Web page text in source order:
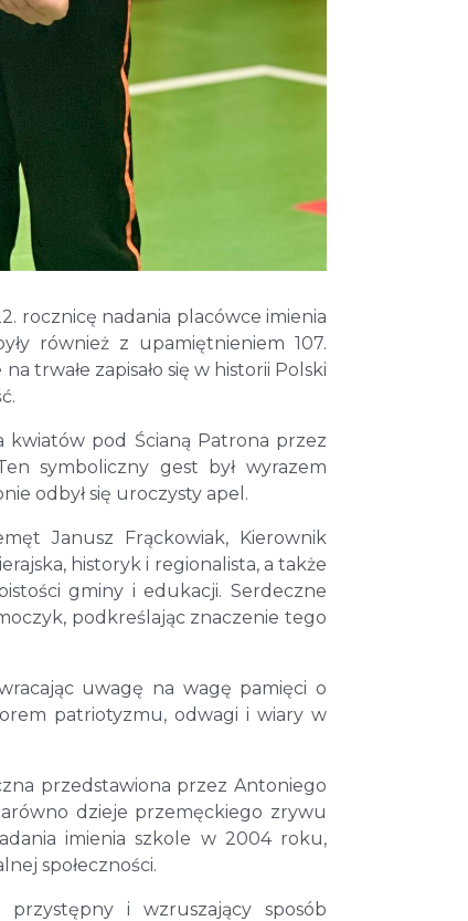
rocznicę nadania placówce imienia
również z upamiętnieniem 107.
trwałe zapisało się w historii Polski
kwiatów pod Ścianą Patrona przez
symboliczny gest był wyrazem
odbył się uroczysty apel.
Janusz Frąckowiak, Kierownik
historyk i regionalista, a także
gminy i edukacji. Serdeczne
podkreślając znaczenie tego
uwagę na wagę pamięci o
patriotyzmu, odwagi i wiary w
przedstawiona przez Antoniego
dzieje przemęckiego zrywu
imienia szkole w 2004 roku,
społeczności.
przystępny i wzruszający sposób